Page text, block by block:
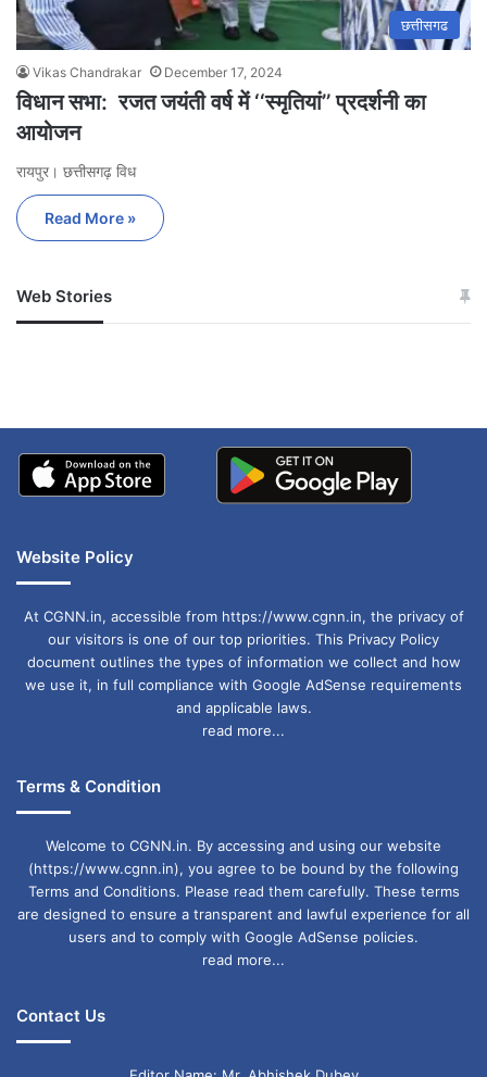
छत्तीसगढ
Vikas Chandrakar December 17, 2024
विधान सभा: रजत जयंती वर्ष में ‘‘स्मृतियां’’ प्रदर्शनी का
आयोजन
रायपुर। छत्तीसगढ़ विध
Read More »
Web Stories
जम्मू-कश्मीर में बारिश से
अपडेट
खाई में धक्का… आरोपियों ने
Website Policy
At CGNN.in, accessible from https://www.cgnn.in, the privacy of
our visitors is one of our top priorities. This Privacy Policy
document outlines the types of information we collect and how
we use it, in full compliance with Google AdSense requirements
and applicable laws.
read more...
Terms & Condition
Welcome to CGNN.in. By accessing and using our website
(https://www.cgnn.in), you agree to be bound by the following
Terms and Conditions. Please read them carefully. These terms
are designed to ensure a transparent and lawful experience for all
users and to comply with Google AdSense policies.
read more...
Contact Us